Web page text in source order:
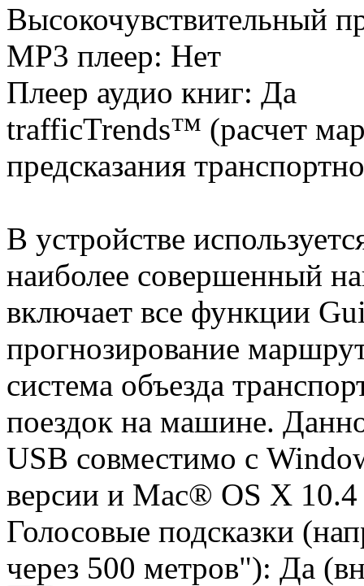
Высокочувствительный
MP3 плеер: Нет
Плеер аудио книг: Да
trafficTrends™ (расчет
предсказания
В устройстве
наиболее совершенный
включает все функции
прогнозирование
система объезда
поездок на машине.
USB совместимо с
версии и Mac® OS X 10.4
Голосовые подсказки
через 500 метров"): Да